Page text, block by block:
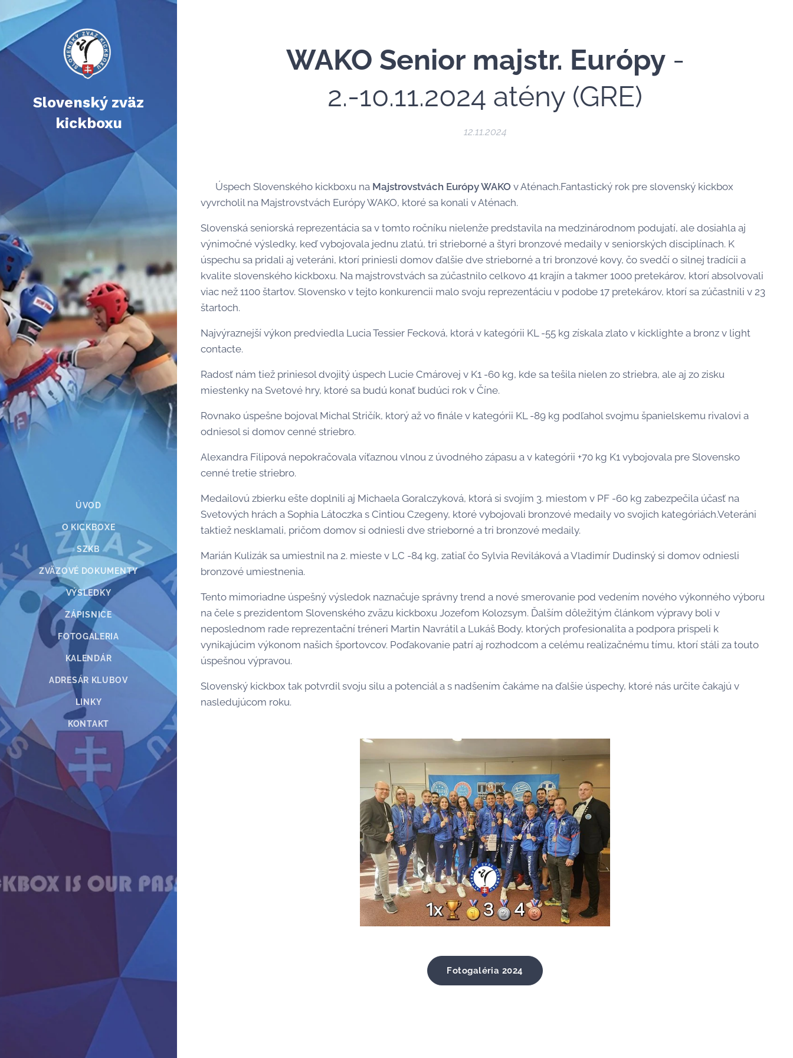
Slovenský zväz
kickboxu
ÚVOD
O KICKBOXE
SZKB
ZVÄZOVÉ DOKUMENTY
VÝSLEDKY
ZÁPISNICE
FOTOGALERIA
KALENDÁR
ADRESÁR KLUBOV
LINKY
KONTAKT
WAKO Senior majstr. Európy-
2.-10.11.2024 atény (GRE)
12.11.2024
🇬🇷 Úspech Slovenského kickboxu na Majstrovstvách Európy WAKO v Aténach.Fantastický rok pre slovenský kickbox
vyvrcholil na Majstrovstvách Európy WAKO, ktoré sa konali v Aténach.
Slovenská seniorská reprezentácia sa v tomto ročníku nielenže predstavila na medzinárodnom podujatí, ale dosiahla aj
výnimočné výsledky, keď vybojovala jednu zlatú, tri strieborné a štyri bronzové medaily v seniorských disciplínach. K
úspechu sa pridali aj veteráni, ktorí priniesli domov ďalšie dve strieborné a tri bronzové kovy, čo svedčí o silnej tradícii a
kvalite slovenského kickboxu. Na majstrovstvách sa zúčastnilo celkovo 41 krajín a takmer 1000 pretekárov, ktorí absolvovali
viac než 1100 štartov. Slovensko v tejto konkurencii malo svoju reprezentáciu v podobe 17 pretekárov, ktorí sa zúčastnili v 23
štartoch.
Najvýraznejší výkon predviedla Lucia Tessier Fecková, ktorá v kategórii KL -55 kg získala zlato v kicklighte a bronz v light
contacte.
Radosť nám tiež priniesol dvojitý úspech Lucie Cmárovej v K1 -60 kg, kde sa tešila nielen zo striebra, ale aj zo zisku
miestenky na Svetové hry, ktoré sa budú konať budúci rok v Číne.
Rovnako úspešne bojoval Michal Stričík, ktorý až vo finále v kategórii KL -89 kg podľahol svojmu španielskemu rivalovi a
odniesol si domov cenné striebro.
Alexandra Filipová nepokračovala víťaznou vlnou z úvodného zápasu a v kategórii +70 kg K1 vybojovala pre Slovensko
cenné tretie striebro.
Medailovú zbierku ešte doplnili aj Michaela Goralczyková, ktorá si svojím 3. miestom v PF -60 kg zabezpečila účasť na
Svetových hrách a Sophia Látoczka s Cintiou Czegeny, ktoré vybojovali bronzové medaily vo svojich kategóriách.Veteráni
taktiež nesklamali, pričom domov si odniesli dve strieborné a tri bronzové medaily.
Marián Kulizák sa umiestnil na 2. mieste v LC -84 kg, zatiaľ čo Sylvia Reviláková a Vladimír Dudinský si domov odniesli
bronzové umiestnenia.
Tento mimoriadne úspešný výsledok naznačuje správny trend a nové smerovanie pod vedením nového výkonného výboru
na čele s prezidentom Slovenského zväzu kickboxu Jozefom Kolozsym. Ďalším dôležitým článkom výpravy boli v
neposlednom rade reprezentační tréneri Martin Navrátil a Lukáš Body, ktorých profesionalita a podpora prispeli k
vynikajúcim výkonom našich športovcov. Poďakovanie patrí aj rozhodcom a celému realizačnému tímu, ktorí stáli za touto
úspešnou výpravou.
Slovenský kickbox tak potvrdil svoju silu a potenciál a s nadšením čakáme na ďalšie úspechy, ktoré nás určite čakajú v
nasledujúcom roku.
Fotogaléria 2024